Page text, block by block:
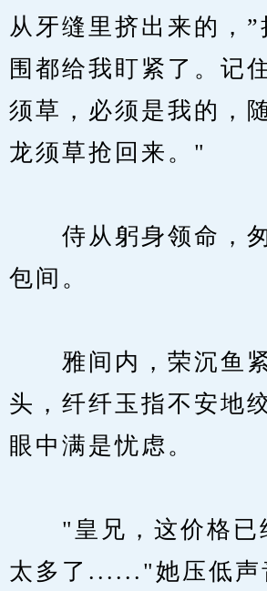
从牙缝里挤出来的，”
围都给我盯紧了。记
须草，必须是我的，
龙须草抢回来。"
侍从躬身领命，匆
包间。
雅间内，荣沉鱼紧
头，纤纤玉指不安地
眼中满是忧虑。
"皇兄，这价格已
太多了......"她压低声